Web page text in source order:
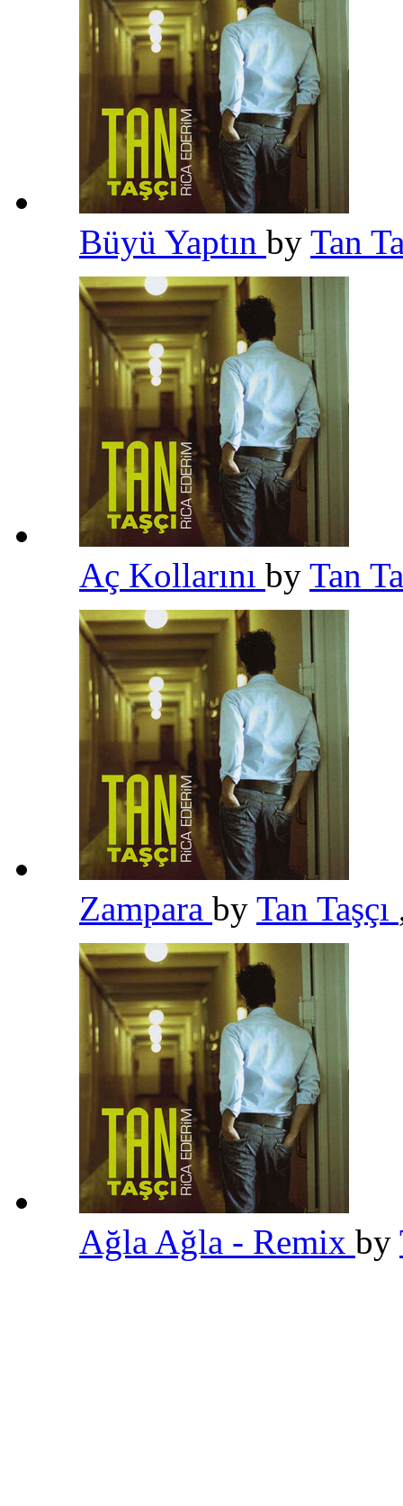
Büyü Yaptın by Tan
Aç Kollarını by Tan
Zampara by Tan Taşçı
Ağla Ağla - Remix by